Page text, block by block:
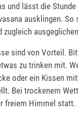
und lässt die
ausklingen. So
zugleich
sind von Vorteil.
zu trinken mit.
oder ein Kissen
Bei trockenem
freiem Himmel statt.